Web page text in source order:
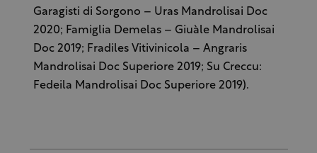
Garagisti di Sorgono – Uras Mandrolisai Doc
2020; Famiglia Demelas – Giuàle Mandrolisai
Doc 2019; Fradiles Vitivinicola – Angraris
Mandrolisai Doc Superiore 2019; Su Creccu:
Fedeila Mandrolisai Doc Superiore 2019).